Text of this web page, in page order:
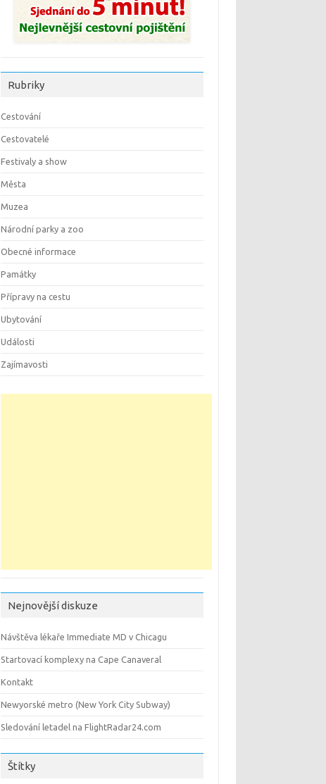
Rubriky
Cestování
Cestovatelé
Festivaly a show
Města
Muzea
Národní parky a zoo
Obecné informace
Památky
Přípravy na cestu
Ubytování
Události
Zajímavosti
Nejnovější diskuze
Návštěva lékaře Immediate MD v Chicagu
Startovací komplexy na Cape Canaveral
Kontakt
Newyorské metro (New York City Subway)
Sledování letadel na FlightRadar24.com
Štítky